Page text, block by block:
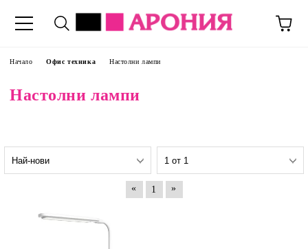
Начало Офис техника Настолни лампи
Настолни лампи
« 1 »